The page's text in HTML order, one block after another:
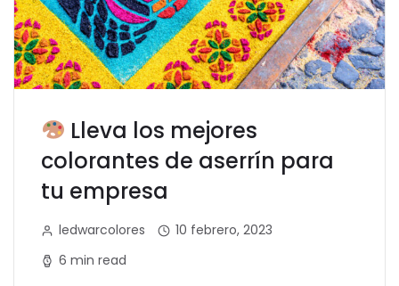
Lleva los mejores
colorantes de aserrín para
tu empresa
ledwarcolores
10 febrero, 2023
6 min read